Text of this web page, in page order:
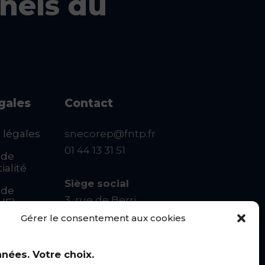
Gérer le consentement aux cookies
Votre choix.
légales
Contact
snecorep@fntp.fr
01 44 13 31 51
Siège social
3, rue de Berri
75008 PARIS